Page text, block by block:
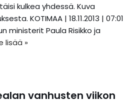
kulkea yhdessä. Kuva
KOTIMAA | 18.11.2013 | 07:01
ministerit Paula Risikko ja
lisää »
vanhusten viikon